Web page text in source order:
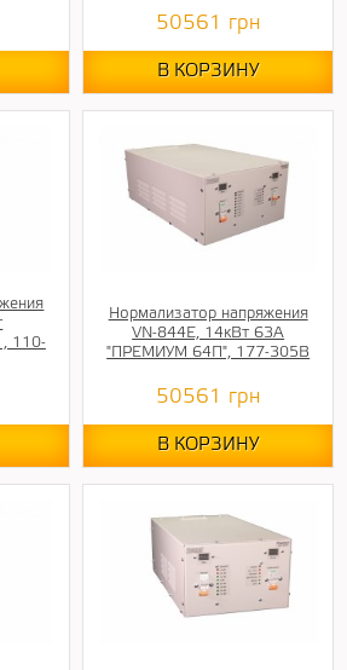
50561 грн
В КОРЗИНУ
110-
Нормализатор напряжения
VN-844E, 14кВт 63А
"ПРЕМИУМ 64П", 177-305В
50561 грн
В КОРЗИНУ